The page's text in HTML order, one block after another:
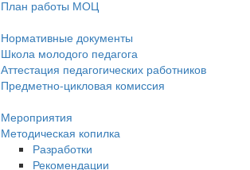
План работы МОЦ
Нормативные документы
Школа молодого педагога
Аттестация педагогических работников
Предметно-цикловая комиссия
Мероприятия
Методическая копилка
Разработки
Рекомендации